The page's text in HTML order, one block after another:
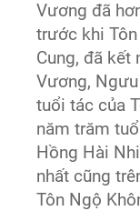
Vương đã
trước khi
Cung, đã kết
Vương,
tuổi tác của
năm trăm
Hồng Hài
nhất cũng
Tôn Ngộ